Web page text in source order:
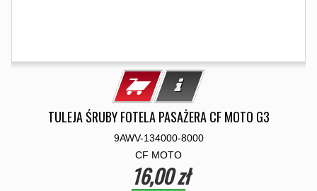
TULEJA ŚRUBY FOTELA PASAŻERA CF MOTO G3
9AWV-134000-8000
CF MOTO
16,00 zł